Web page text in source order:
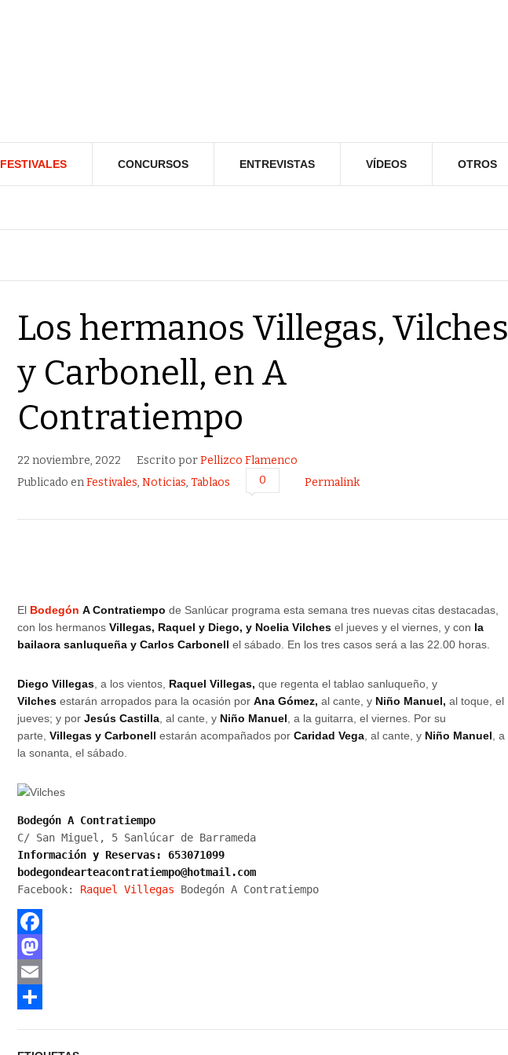
FESTIVALES CONCURSOS ENTREVISTAS VÍDEOS OTROS
Los hermanos Villegas, Vilches
y Carbonell, en A
Contratiempo
22 noviembre, 2022 Escrito porPellizco Flamenco
Publicado enFestivales,Noticias,Tablaos 0 Permalink
El Bodegón A Contratiempo de Sanlúcar programa esta semana tres nuevas citas destacadas,
con los hermanos Villegas, Raquel y Diego, y Noelia Vilchesel jueves y el viernes, y con la
bailaora sanluqueña y Carlos Carbonellel sábado. En los tres casos será a las 22.00 horas.
Diego Villegas , a los vientos, Raquel Villegas,que regenta el tablao sanluqueño, y
Vilchesestarán arropados para la ocasión porAna Gómez,al cante, y Niño Manuel,al toque, el
jueves; y por Jesús Castilla , al cante, y Niño Manuel , a la guitarra, el viernes. Por su
parte,Villegas y Carbonell estarán acompañados porCaridad Vega , al cante, y Niño Manuel , a
la sonanta, el sábado.
Información y Reservas: 653071099
bodegondearteacontratiempo@hotmail.com
Facebook: Raquel Villegas Bodegón A Contratiempo
F
a
c
M
aE